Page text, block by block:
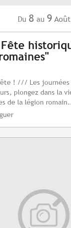
Du 8 au 9 Août
! /// Les
plongez dans la
de la légion